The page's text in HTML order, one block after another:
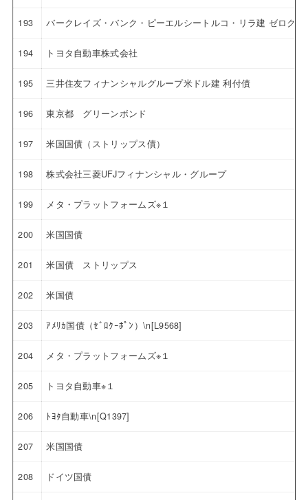
193 バークレイズ・バンク・ピーエルシートルコ・リラ建 ゼロクー
194 トヨタ自動車株式会社
195 三井住友フィナンシャルグループ米ドル建 利付債
196 東京都 グリーンボンド
197 米国国債（ストリップス債）
198 株式会社三菱UFJフィナンシャル・グループ
199 メタ・プラットフォームズ※１
200 米国国債
201 米国債 ストリップス
202 米国債
203 ｱﾒﾘｶ国債（ｾﾞﾛｸｰﾎﾟﾝ）\n[L9568]
204 メタ・プラットフォームズ※１
205 トヨタ自動車※１
206 ﾄﾖﾀ自動車\n[Q1397]
207 米国国債
208 ドイツ国債